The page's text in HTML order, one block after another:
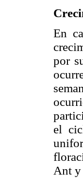
En
por
el
Ant y